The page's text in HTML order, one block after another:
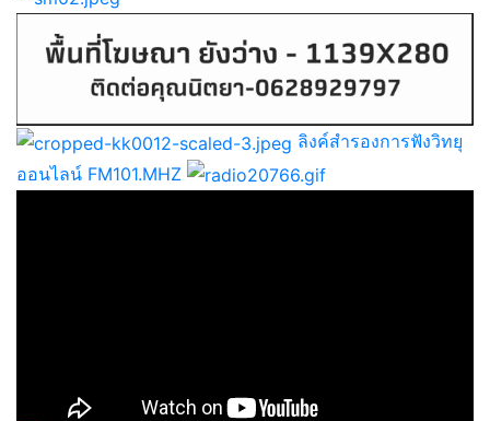
ลิงค์สำรองการฟังวิทยุ
ออนไลน์ FM101.MHZ